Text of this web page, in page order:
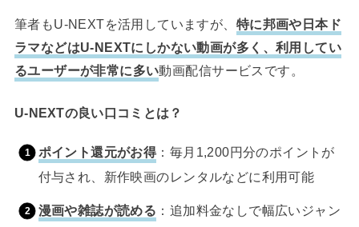
筆者もU-NEXTを活用していますが、 特に邦画や日本ド
ラマなどはU-NEXTにしかない動画が多く、利用してい
るユーザーが非常に多い動画配信サービスです。
U-NEXTの良い口コミとは？
ポイント還元がお得：毎月1,200円分のポイントが
付与され、新作映画のレンタルなどに利用可能
漫画や雑誌が読める ：追加料金なしで幅広いジャン